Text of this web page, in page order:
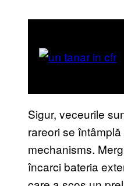
Sigur, veceurile
rareori se
mechanisms.
încarci bateria